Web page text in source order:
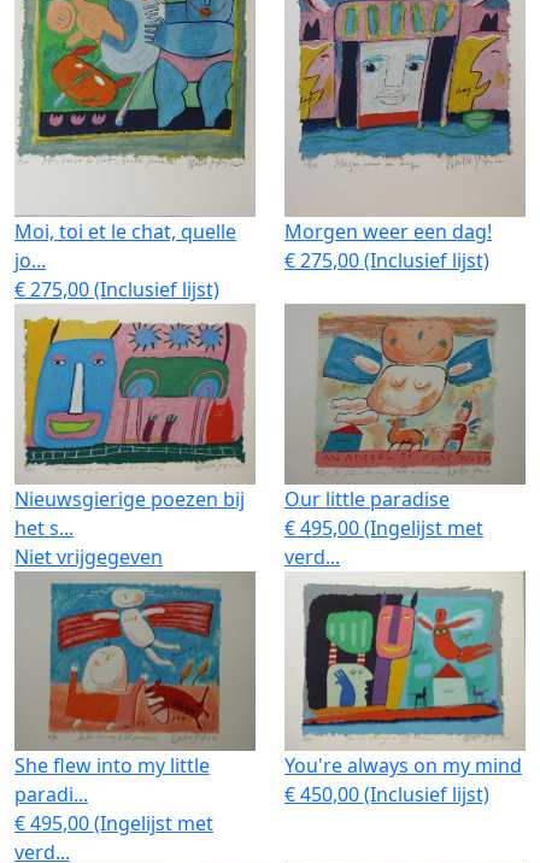
Moi, toi et le chat, quelle
jo...
€ 275,00 (Inclusief lijst)
Morgen weer een dag!
€ 275,00 (Inclusief lijst)
Nieuwsgierige poezen bij
het s...
Niet vrijgegeven
Our little paradise
€ 495,00 (Ingelijst met
verd...
She flew into my little
paradi...
€ 495,00 (Ingelijst met
verd...
You're always on my mind
€ 450,00 (Inclusief lijst)